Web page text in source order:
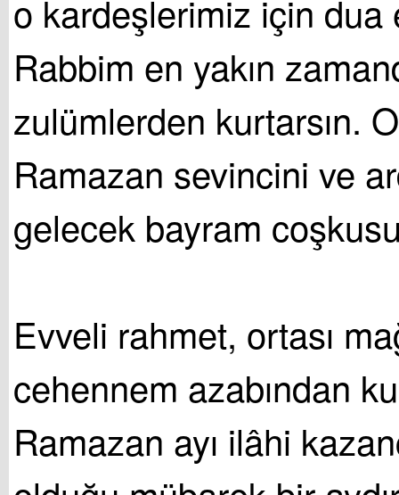
o kardeşlerimiz için dua
Rabbim en yakın
zulümlerden kurtarsın.
Ramazan sevincini ve
gelecek bayram
Evveli rahmet, ortası
cehennem azabından
Ramazan ayı ilâhi